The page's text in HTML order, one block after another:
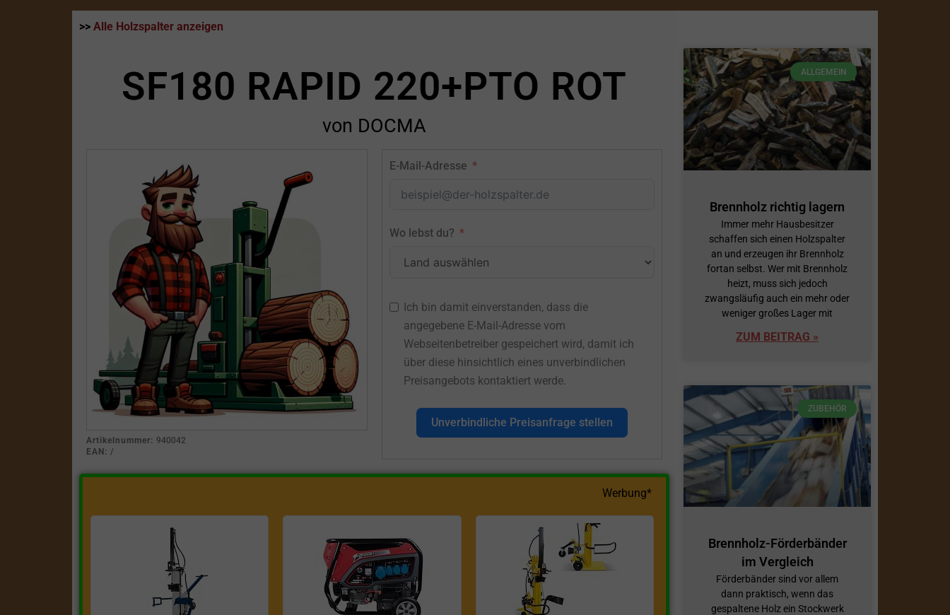
>> Alle Holzspalter anzeigen
SF180 RAPID 220+PTO ROT
von DOCMA
Artikelnummer: 940042
EAN: /
E-Mail-Adresse
Wo lebst du?
Ich bin damit einverstanden, dass die
angegebene E-Mail-Adresse vom
Webseitenbetreiber gespeichert wird, damit ich
über diese hinsichtlich eines unverbindlichen
Preisangebots kontaktiert werde.
Unverbindliche Preisanfrage stellen
Werbung*
ALLGEMEIN
Brennholz richtig lagern
Immer mehr Hausbesitzer
schaffen sich einen Holzspalter
an und erzeugen ihr Brennholz
fortan selbst. Wer mit Brennholz
heizt, muss sich jedoch
zwangsläufig auch ein mehr oder
weniger großes Lager mit
ZUM BEITRAG »
ZUBEHÖR
Brennholz-Förderbänder
im Vergleich
Förderbänder sind vor allem
dann praktisch, wenn das
gespaltene Holz ein Stockwerk